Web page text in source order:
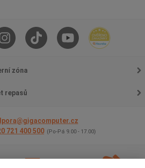
zóna
repasů
721 400 500 (Po-Pá 9.00 - 17.00)